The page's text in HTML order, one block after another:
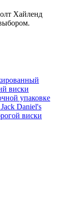
Хайленд
виски
упаковке
Jack Daniel's
виски